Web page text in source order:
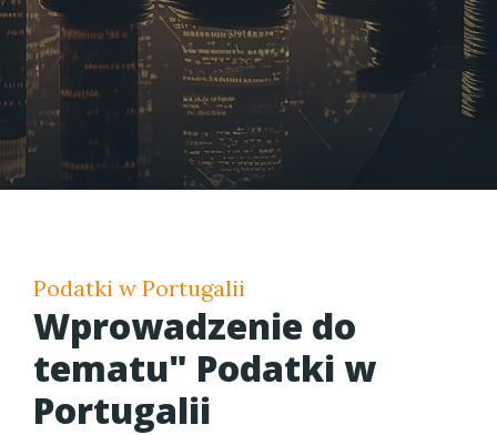
Podatki w Portugalii
Wprowadzenie do
tematu" Podatki w
Portugalii